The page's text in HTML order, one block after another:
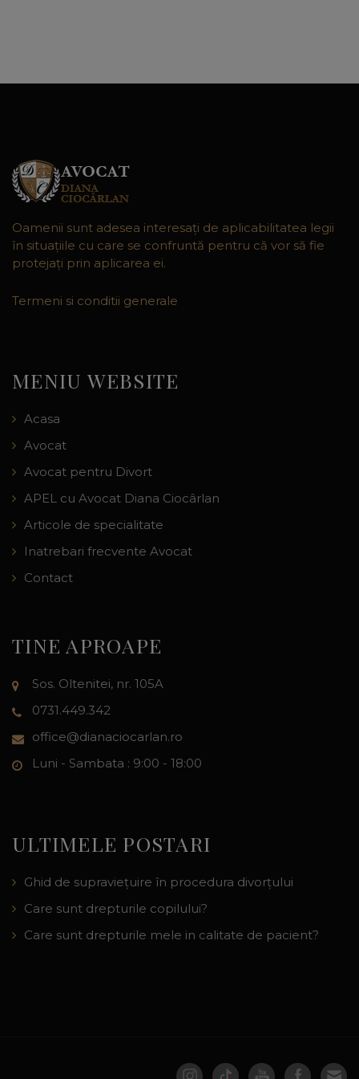
Oamenii sunt adesea interesaţi de aplicabilitatea legii
în situaţiile cu care se confruntă pentru că vor să fie
protejaţi prin aplicarea ei.
Termeni si conditii generale
MENIU WEBSITE
Acasa
Avocat
Avocat pentru Divort
APEL cu Avocat Diana Ciocârlan
Articole de specialitate
Inatrebari frecvente Avocat
Contact
TINE APROAPE
Sos. Oltenitei, nr. 105A
0731.449.342
office@dianaciocarlan.ro
Luni - Sambata : 9:00 - 18:00
ULTIMELE POSTARI
Ghid de supraviețuire în procedura divorțului
Care sunt drepturile copilului?
Care sunt drepturile mele in calitate de pacient?